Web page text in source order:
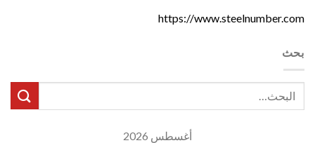
https://www.steelnumber.com
بحث
أغسطس 2026